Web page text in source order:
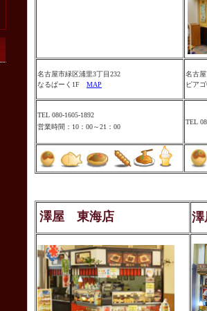
名古屋市緑区浦里3丁目232
なるぱーく1F MAP
名古
ピア
TEL 080-1605-1892
営業時間：10：00～21：00
TEL
澤屋 東海店